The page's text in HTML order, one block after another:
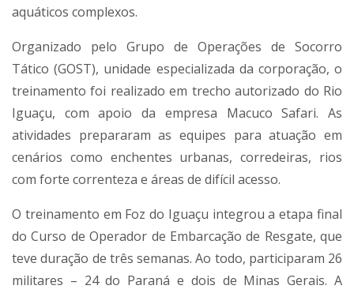
aquáticos complexos.
Organizado pelo Grupo de Operações de Socorro
Tático (GOST), unidade especializada da corporação, o
treinamento foi realizado em trecho autorizado do Rio
Iguaçu, com apoio da empresa Macuco Safari. As
atividades prepararam as equipes para atuação em
cenários como enchentes urbanas, corredeiras, rios
com forte correnteza e áreas de difícil acesso.
O treinamento em Foz do Iguaçu integrou a etapa final
do Curso de Operador de Embarcação de Resgate, que
teve duração de três semanas. Ao todo, participaram 26
militares – 24 do Paraná e dois de Minas Gerais. A